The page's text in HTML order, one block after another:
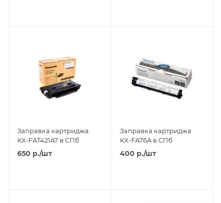
Заправка картриджа
KX-FAT421A7 в СПб
650 р./шт
Заправка картриджа
KX-FA76A в СПб
400 р./шт